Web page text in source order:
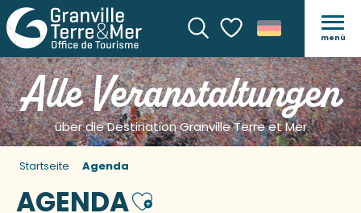
SucheVoir les favoris
menü
Alle Veranstaltungen
über die Destination Granville Terre et Mer
Startseite Agenda
AGENDA